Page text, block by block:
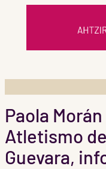
Paola
Atletismo
Guevara,